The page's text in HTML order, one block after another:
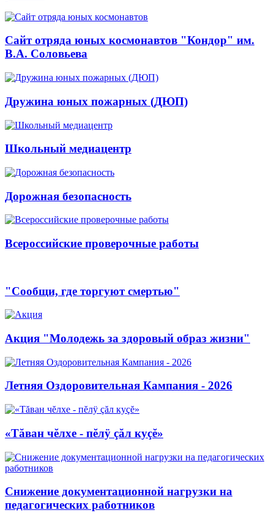
Сайт отряда юных космонавтов "Кондор" им.
В.А. Соловьева
Дружина юных пожарных (ДЮП)
Школьный медиацентр
Дорожная безопасность
Всероссийские проверочные работы
"Сообщи, где торгуют смертью"
Акция "Молодежь за здоровый образ жизни"
Летняя Оздоровительная Кампания - 2026
«Тăван чĕлхе - пĕлÿ çăл куçĕ»
Снижение документационной нагрузки на
педагогических работников